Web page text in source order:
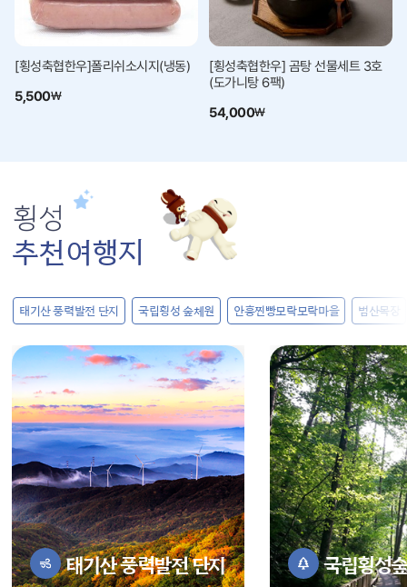
[횡성축협한우]폴리쉬소시지(냉동)
5,500₩
[횡성축협한우] 곰탕 선물세트 3호
(도가니탕 6팩)
54,000₩
횡성
추천여행지
태기산풍력발전 단지 국립횡성숲체원 안흥찐빵모락모락마을 범산목장
태기산 풍력발전 단지 국립횡성